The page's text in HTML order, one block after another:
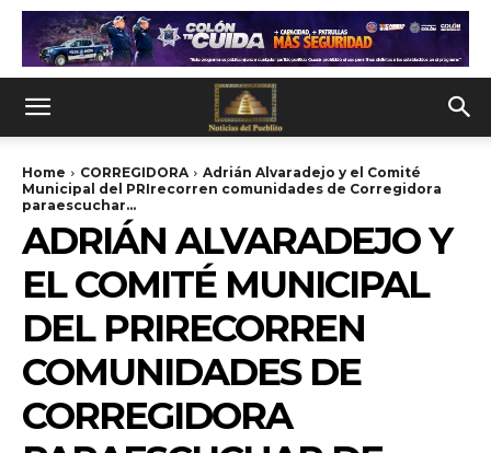
Home CORREGIDORA
Adrián Alvaradejo y el Comité
Municipal del PRIrecorren comunidades de Corregidora
paraescuchar...
ADRIÁN ALVARADEJO Y
EL COMITÉ MUNICIPAL
DEL PRIRECORREN
COMUNIDADES DE
CORREGIDORA